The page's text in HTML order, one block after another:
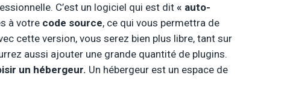
C’est un logiciel qui est dit« auto-
à votre code source, ce qui vous permettra de
cette version, vous serez bien plus libre, tant sur
aussi ajouter une grande quantité de plugins.
un hébergeur. Un hébergeur est un espace de